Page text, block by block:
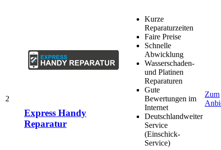
2
Express Handy
Reparatur
Kurze
Reparaturzeiten
Faire Preise
Schnelle
Abwicklung
Wasserschaden-
und Platinen
Reparaturen
Gute
Bewertungen im
Internet
Deutschlandweiter
Service
(Einschick-
Service)
Zum